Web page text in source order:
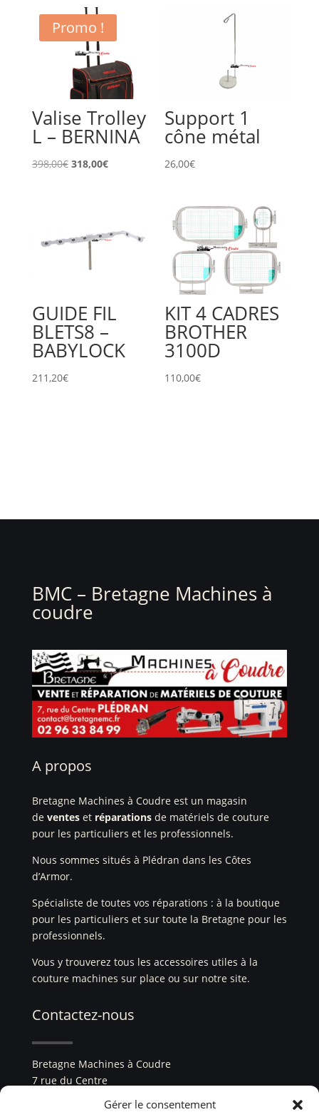
Gérer le consentement
Promo !
Valise Trolley
L – BERNINA
398,00€ Le
398,00€.
318,00€Le
318,00€.
Support 1
cône métal
26,00€
GUIDE FIL
BLETS8 –
BABYLOCK
211,20€
KIT 4 CADRES
BROTHER
3100D
110,00€
BMC – Bretagne Machines à
coudre
A propos
Bretagne Machines à Coudre est un magasin
de ventes et réparations de matériels de couture
pour les particuliers et les professionnels.
Nous sommes situés à Plédran dans les Côtes
d’Armor.
Spécialiste de toutes vos réparations : à la boutique
pour les particuliers et sur toute la Bretagne pour les
professionnels.
Vous y trouverez tous les accessoires utiles à la
couture machines sur place ou sur notre site.
Contactez-nous
Bretagne Machines à Coudre
7 rue du Centre